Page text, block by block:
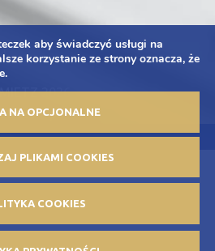
2026
aby świadczyć usługi na
korzystanie ze strony oznacza, że
NA OPCJONALNE
PLIKAMI COOKIES
COOKIES